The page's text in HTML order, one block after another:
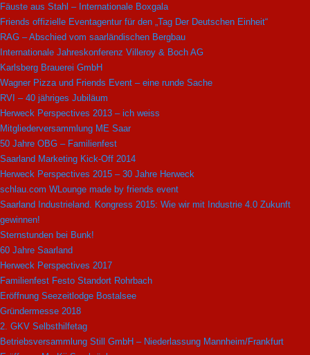
Fäuste aus Stahl – Internationale Boxgala
Friends offizielle Eventagentur für den „Tag Der Deutschen Einheit“
RAG – Abschied vom saarländischen Bergbau
Internationale Jahreskonferenz Villeroy & Boch AG
Karlsberg Brauerei GmbH
Wagner Pizza und Friends Event – eine runde Sache
RVI – 40 jähriges Jubiläum
Herweck Perspectives 2013 – ich weiss
Mitgliederversammlung ME Saar
50 Jahre OBG – Familienfest
Saarland Marketing Kick-Off 2014
Herweck Perspectives 2015 – 30 Jahre Herweck
schlau.com WLounge made by friends event
Saarland Industrieland. Kongress 2015: Wie wir mit Industrie 4.0 Zukunft
gewinnen!
Sternstunden bei Bunk!
60 Jahre Saarland
Herweck Perspectives 2017
Familienfest Festo Standort Rohrbach
Eröffnung Seezeitlodge Bostalsee
Gründermesse 2018
2. GKV Selbsthilfetag
Betriebsversammlung Still GmbH – Niederlassung Mannheim/Frankfurt